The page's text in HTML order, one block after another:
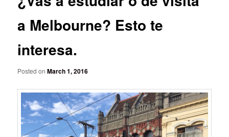
a Melbourne? Esto te
interesa.
Posted onMarch 1, 2016